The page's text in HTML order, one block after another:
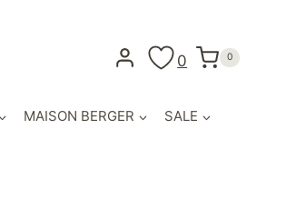
0 0
MAISON BERGER SALE